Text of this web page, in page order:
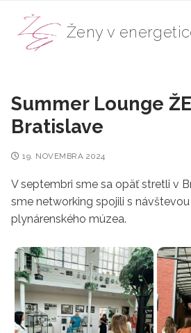
obsah
Ženy v
Summer Lounge
Bratislave
19. NOVEMBRA 2024
V septembri sme sa opäť stretli v
sme networking spojili s
plynárenského múzea.